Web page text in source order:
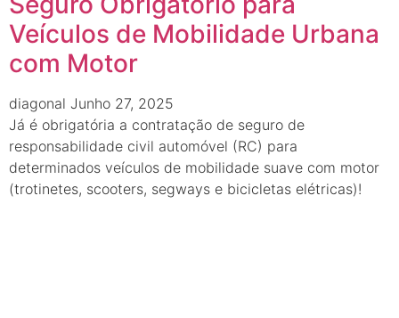
Veículos de Mobilidade Urbana
com Motor
diagonal Junho 27, 2025
Já é obrigatória a contratação de seguro de
responsabilidade civil automóvel (RC) para
determinados veículos de mobilidade suave com motor
(trotinetes, scooters, segways e bicicletas elétricas)!